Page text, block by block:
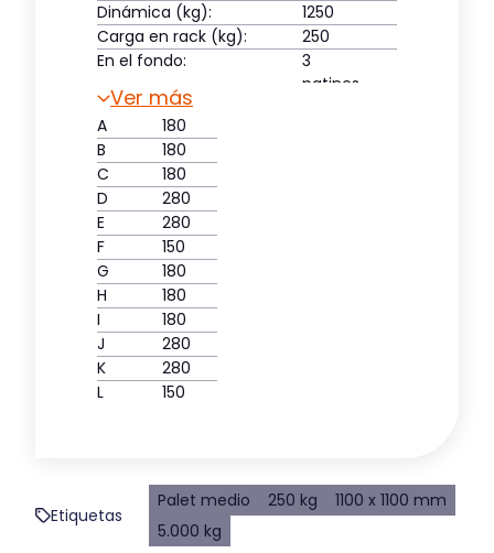
Dinámica (kg):
1250
Carga en rack (kg):
250
En el fondo:
3
patines
Cubierta superior:
Ver más
A
180
B
180
C
180
D
280
E
280
F
150
G
180
H
180
I
180
J
280
K
280
L
150
Etiquetas
Palet medio 250 kg
1100 x 1100 mm
5.000 kg